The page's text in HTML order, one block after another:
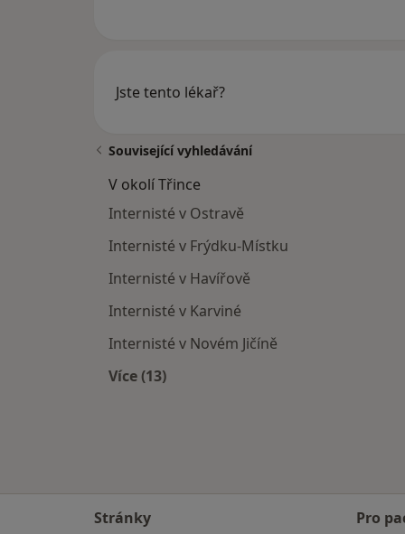
Jste tento lékař?
Související vyhledávání
V okolí Třince
Internisté v Ostravě
Internisté v Frýdku-Místku
Internisté v Havířově
Internisté v Karviné
Internisté v Novém Jičíně
Více (13)
Stránky
Pro